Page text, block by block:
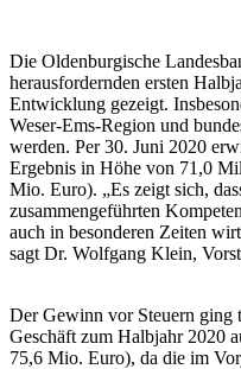
Die Oldenburgische
herausfordernden ersten
Entwicklung gezeigt.
Weser-Ems-Region und
werden. Per 30. Juni 2020
Ergebnis in Höhe von 71,0
Mio. Euro). „Es zeigt sich,
zusammengeführten
auch in besonderen Zeiten
sagt Dr. Wolfgang Klein,
Der Gewinn vor Steuern ging
Geschäft zum Halbjahr 2020
75,6 Mio. Euro), da die im